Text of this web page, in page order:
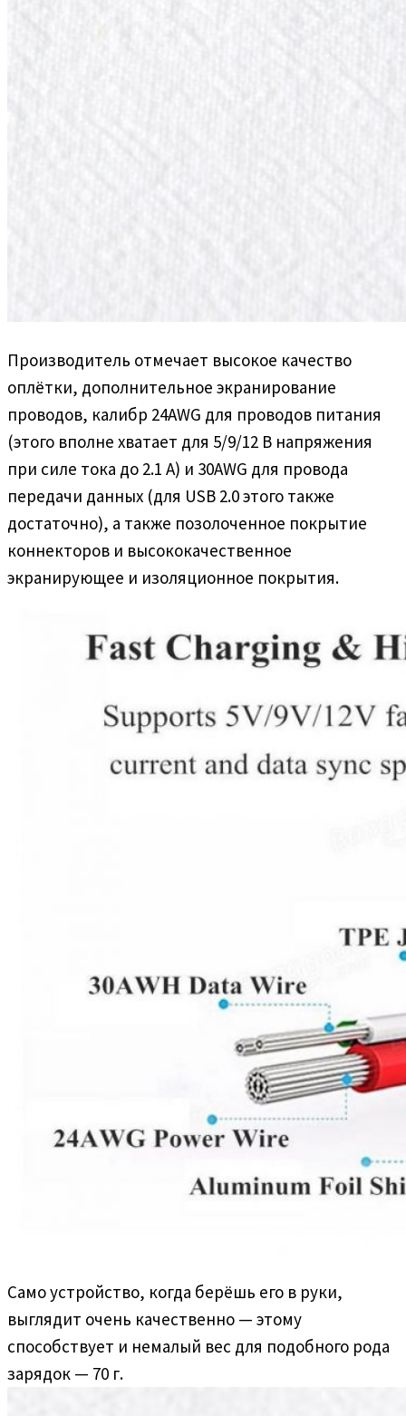
Производитель отмечает высокое качество
оплётки, дополнительное экранирование
проводов, калибр 24AWG для проводов питания
(этого вполне хватает для 5/9/12 В напряжения
при силе тока до 2.1 А) и 30AWG для провода
передачи данных (для USB 2.0 этого также
достаточно), а также позолоченное покрытие
коннекторов и высококачественное
экранирующее и изоляционное покрытия.
Само устройство, когда берёшь его в руки,
выглядит очень качественно — этому
способствует и немалый вес для подобного рода
зарядок — 70 г.